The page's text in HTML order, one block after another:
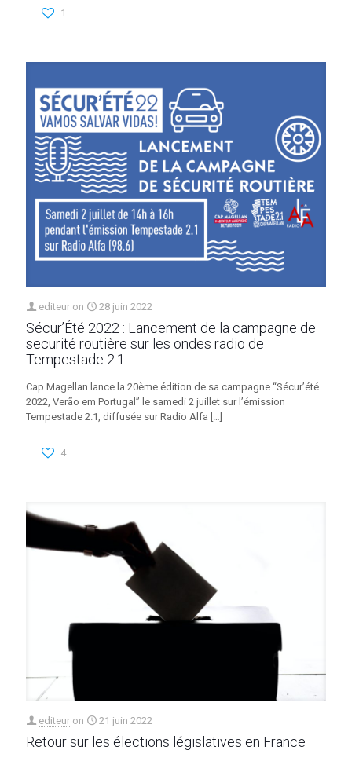
1
editeur on 28 juin 2022
Sécur’Été 2022 : Lancement de la campagne de
securité routière sur les ondes radio de
Tempestade 2.1
Cap Magellan lance la 20ème édition de sa campagne “Sécur’été
2022, Verão em Portugal” le samedi 2 juillet sur l’émission
Tempestade 2.1, diffusée sur Radio Alfa […]
4
editeur on 21 juin 2022
Retour sur les élections législatives en France